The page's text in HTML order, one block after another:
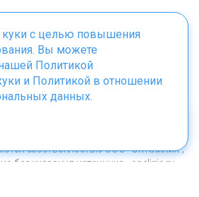
собственностью ООО "Он Клиник",
без указания источника - onclinic.ru
куки с целью повышения
Вы можете
Политикой
и Политикой в отношении
данных.